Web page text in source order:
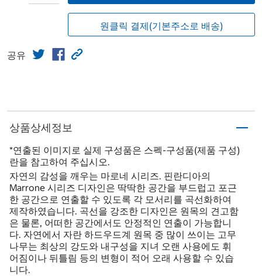
원클릭 결제(기본주소로 배송)
공유
상품상세정보
*연출된 이미지로 실제 구성품은 스펙-구성품(제품 구성)
란을 참고하여 주십시오.
자연의 감성을 깨우는 마로네 시리즈. 핀란디아의
Marrone 시리즈 디자인은 딱딱한 공간을 부드럽고 포근
한 공간으로 연출할 수 있도록 각 모서리를 곡선화하여
제작하였습니다. 곡선을 강조한 디자인은 원목의 견고함
은 물론, 어떠한 공간에서도 안정적인 연출이 가능합니
다. 자연에서 자란 하드우드계 원목 중 많이 쓰이는 고무
나무는 최상의 강도와 내구성을 지녀 오랜 사용에도 휘
어짐이나 뒤틀림 등의 변형이 적어 오래 사용할 수 있습
니다.